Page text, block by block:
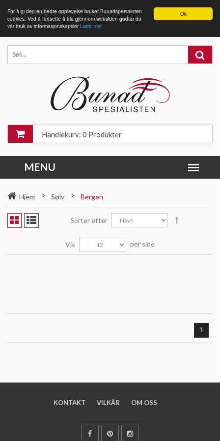
Ok
For å gi deg en bedre opplevelse bruker Bunadspesialisten
cookies. Ved å fortsette å bla gjennom websiden godtar du
vår bruk av informasjonskapslerLære mer
Handlekurv: 0 Produkter
Hjem Sølv Bergen
Sorter etter
Vis per side
1
KONTAKT VILKÅR OM OSS